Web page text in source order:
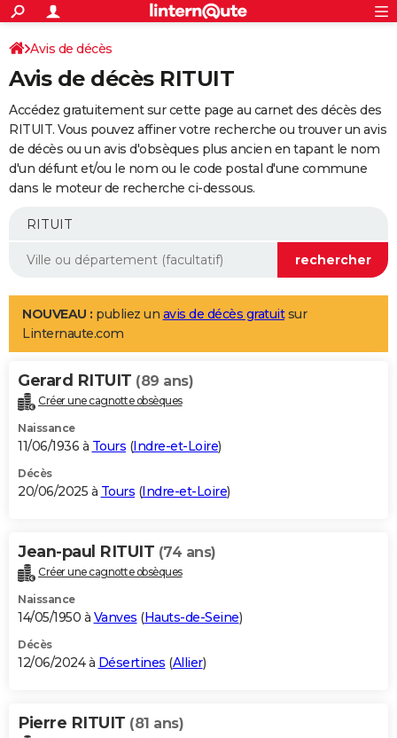
ACTUALITÉS
Politique
Société
Faits Divers
Education
Monde
Villes
+
SPORT
Coupe du monde 2026
Football
Tennis
Cyclisme
Rugby
Forum
Programme TV
TNT
Streaming
Cinéma
Sorties cinéma
Musique
+
FINANCE
Retraite
Impôts
Epargne
Immobilier
Risques naturels par ville
Banque
Assurance
Crédit
AUTO
Essais
Réserver un essai
Citadines
Berlines
SUV
Forum auto
+
Mobiles
Meilleur smartphone
Internet
Ordinateurs
Jeux vidéo
Guide high-tech
Aménagement intérieur
LIFESTYLE
Art de vivre
Bien-être
Loisirs
Mode
Modes de vie
Alimentation
Guide de la santé
Maladies
Médicaments
Sommeil
VOYAGE
Destinations
City break
Voyage nature
Voyage de noces
Forum
Climat
+PHOTO
GUIDES D'ACHAT
BONS PLANS
Carte de Noël
Carte Bonne année
Carte Saint-Valentin
Carte Pâques
Carte d'anniversaire
DICTIONNAIRE
Dictionnaire
Biographies
Citations
Expressions
Proverbes
PROGRAMME TV
S'inscrire
Se connecter
Lycées
Collèges
Primaires
Universités
Entreprises
Service militaire
Avis de recherche
AVIS DE DÉCÈS
Avis de décès
Avis de décès RITUIT
Accédez gratuitement sur cette page au carnet des décès des
RITUIT. Vous pouvez affiner votre recherche ou trouver un avis
de décès ou un avis d'obsèques plus ancien en tapant le nom
d'un défunt et/ou le nom ou le code postal d'une commune
dans le moteur de recherche ci-dessous.
NOUVEAU : publiez un avis de décès gratuitsur
Linternaute.com
Gerard RITUIT (89 ans)
Créer une cagnotte obsèques
Naissance
11/06/1936 à Tours (Indre-et-Loire)
Décès
20/06/2025 à Tours (Indre-et-Loire)
Jean-paul RITUIT (74 ans)
Créer une cagnotte obsèques
Naissance
14/05/1950 à Vanves (Hauts-de-Seine)
Décès
12/06/2024 à Désertines (Allier)
Pierre RITUIT (81 ans)